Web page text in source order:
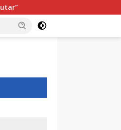
Buku Pelajaran Akan Dirombak,